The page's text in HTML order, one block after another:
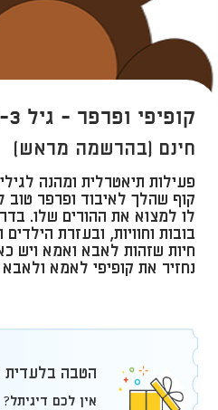
קופיפי ופרפר - גיל 2-3
חינם (בהרשמה מראש)
קוף שהלך לאיבוד ופרפר טוב
לו למצוא את ההורים שלו.
בובות וחוויות, ובעזרת
חיות שזהות לאבא ואמא ויש
נחזיר את קופיפי לאמא
הטבה בלעדית
אין לכם דיגיתל?